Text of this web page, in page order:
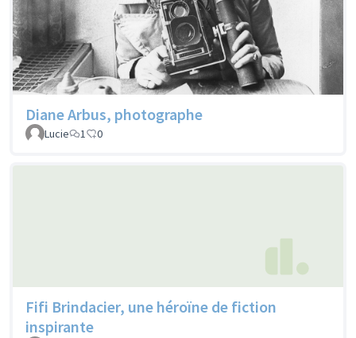
Diane Arbus, photographe
Lucie 1 0
Fifi Brindacier, une héroïne de fiction
inspirante